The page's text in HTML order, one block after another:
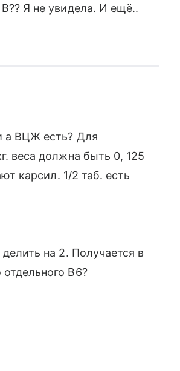
Я не увидела. И ещё..
а ВЦЖ есть? Для
веса должна быть 0, 125
карсил. 1/2 таб. есть
на 2. Получается в
В6?